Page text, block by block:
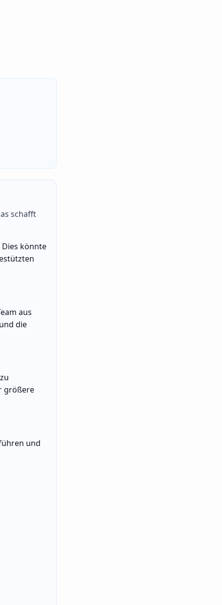
schafft
könnte
aus
die
größere
und